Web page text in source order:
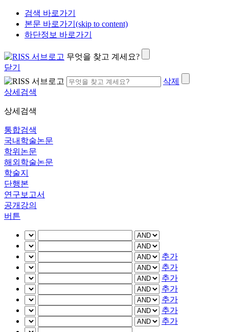
검색 바로가기
본문 바로가기(skip to content)
하단정보 바로가기
무엇을 찾고 계세요?
닫기
삭제
상세검색
상세검색
통합검색
국내학술논문
학위논문
해외학술논문
학술지
단행본
연구보고서
공개강의
버튼
추가
추가
추가
추가
추가
추가
추가